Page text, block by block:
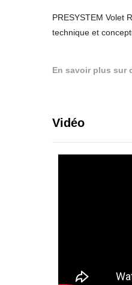
PRESYSTEM Volet
technique et
En savoir plus sur
Vidéo